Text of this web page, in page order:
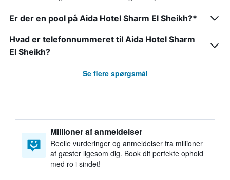
Er der en pool på Aida Hotel Sharm El Sheikh?*
Hvad er telefonnummeret til Aida Hotel Sharm
El Sheikh?
Se flere spørgsmål
Millioner af anmeldelser
Reelle vurderinger og anmeldelser fra millioner
af gæster ligesom dig. Book dit perfekte ophold
med ro i sindet!